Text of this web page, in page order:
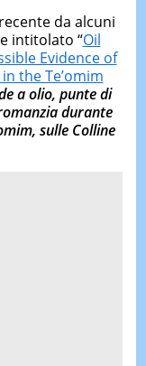
da alcuni
intitolato “Oil
Evidence of
the Te’omim
a olio, punte di
durante
sulle Colline